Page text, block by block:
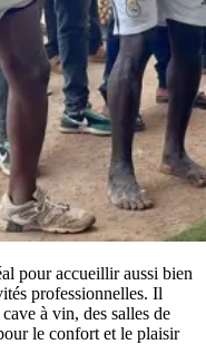
pour accueillir aussi bien
professionnelles. Il
à vin, des salles de
le confort et le plaisir